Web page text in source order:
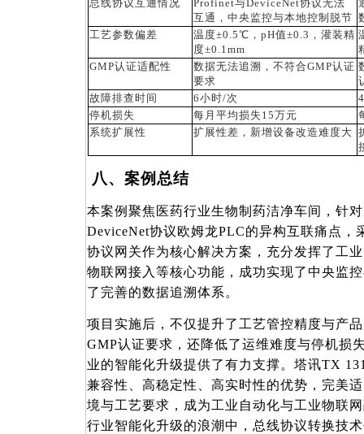
总线协议互通情况
Profinet与DeviceNet协议无法
互通，中央监控与本地控制脱节
工艺参数偏差
温度±0.5℃，pH值±0.3，灌装精
度±0.1mm
GMP认证适配性
数据无法追溯，不符合GMP认证
要求
故障排查时间
6小时/次
停机损失
每月平均损失 15万元
系统扩展性
扩展性差，新增设备改造难度大
八、案例总结
本案例聚焦医药行业生物制药洁净车间，针对
DeviceNet协议欧姆龙PLC的异构互联痛点，
协议网关作为核心解决方案，充分发挥了工
物联网接入等核心功能，成功实现了中央监
了完善的数据追溯体系。
项目实施后，不仅提升了工艺管控精度与产
GMP认证要求，还降低了运维难度与停机损
业的智能化升级提供了有力支撑。塔讯TX
兼容性、高稳定性、高实时性的优势，完美
境与工艺要求，成为工业自动化与工业物联
行业智能化升级的浪潮中，总线协议转换技